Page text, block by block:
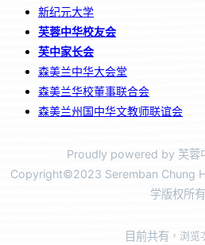
新纪元大学
芙蓉中华校友会
芙中家长会
森美兰中华大会堂
森美兰华校董事联合会
森美兰州国中华文教师联谊会
Proudly powered by 芙蓉
Copyright©2023 Seremban Chung
学版权所有
目前共有 ，浏览